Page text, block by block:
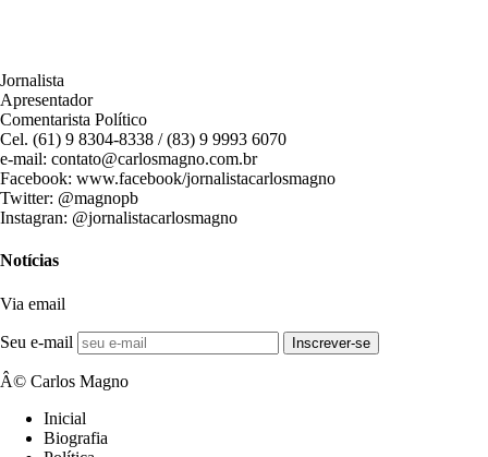
Jornalista
Apresentador
Comentarista Político
Cel. (61) 9 8304-8338 / (83) 9 9993 6070
e-mail: contato@carlosmagno.com.br
Facebook: www.facebook/jornalistacarlosmagno
Twitter: @magnopb
Instagran: @jornalistacarlosmagno
Notícias
Via email
Seu e-mail Inscrever-se
Â© Carlos Magno
Inicial
Biografia